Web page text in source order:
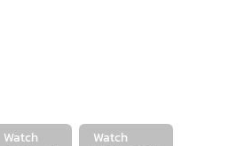
Watch Watch